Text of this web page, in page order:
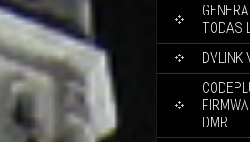
TODAS
DVLINK
DMR